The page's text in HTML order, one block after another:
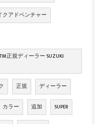
クアドベンチャー
正規ディーラー SUZUKI
正規 ディーラー
カラー 追加 SUPER